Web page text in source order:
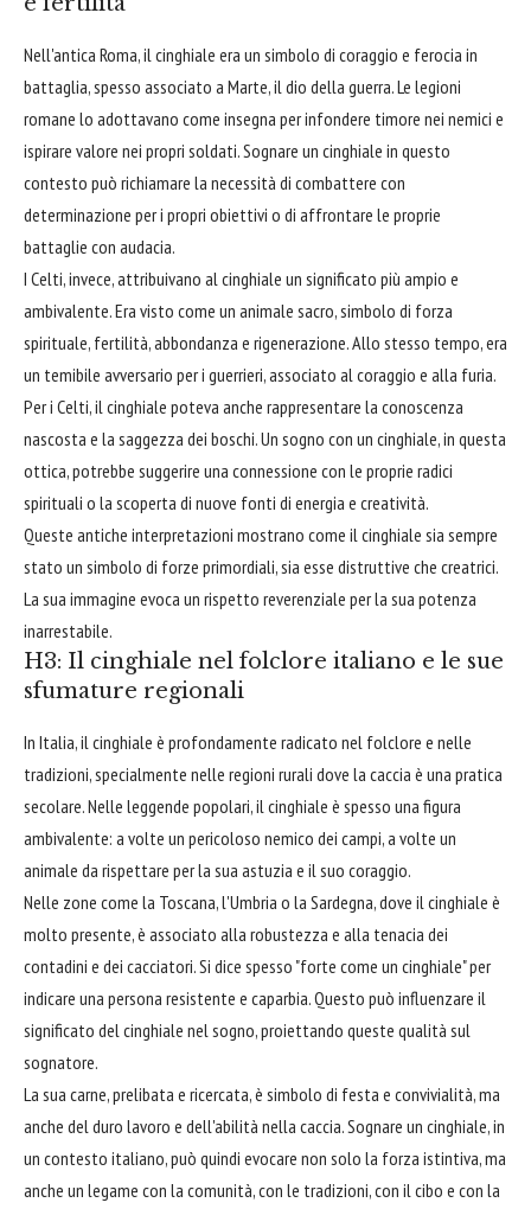
Nell'antica Roma, il cinghiale era un simbolo di coraggio e ferocia in
battaglia, spesso associato a Marte, il dio della guerra. Le legioni
romane lo adottavano come insegna per infondere timore nei nemici e
ispirare valore nei propri soldati. Sognare un cinghiale in questo
contesto può richiamare la necessità di combattere con
determinazione per i propri obiettivi o di affrontare le proprie
battaglie con audacia.
I Celti, invece, attribuivano al cinghiale un significato più ampio e
ambivalente. Era visto come un animale sacro, simbolo di forza
spirituale, fertilità, abbondanza e rigenerazione. Allo stesso tempo, era
un temibile avversario per i guerrieri, associato al coraggio e alla furia.
Per i Celti, il cinghiale poteva anche rappresentare la conoscenza
nascosta e la saggezza dei boschi. Un sogno con un cinghiale, in questa
ottica, potrebbe suggerire una connessione con le proprie radici
spirituali o la scoperta di nuove fonti di energia e creatività.
Queste antiche interpretazioni mostrano come il cinghiale sia sempre
stato un simbolo di forze primordiali, sia esse distruttive che creatrici.
La sua immagine evoca un rispetto reverenziale per la sua potenza
inarrestabile.
H3: Il cinghiale nel folclore italiano e le sue
sfumature regionali
In Italia, il cinghiale è profondamente radicato nel folclore e nelle
tradizioni, specialmente nelle regioni rurali dove la caccia è una pratica
secolare. Nelle leggende popolari, il cinghiale è spesso una figura
ambivalente: a volte un pericoloso nemico dei campi, a volte un
animale da rispettare per la sua astuzia e il suo coraggio.
Nelle zone come la Toscana, l'Umbria o la Sardegna, dove il cinghiale è
molto presente, è associato alla robustezza e alla tenacia dei
contadini e dei cacciatori. Si dice spesso "forte come un cinghiale" per
indicare una persona resistente e caparbia. Questo può influenzare il
significato del cinghiale nel sogno, proiettando queste qualità sul
sognatore.
La sua carne, prelibata e ricercata, è simbolo di festa e convivialità, ma
anche del duro lavoro e dell'abilità nella caccia. Sognare un cinghiale, in
un contesto italiano, può quindi evocare non solo la forza istintiva, ma
anche un legame con la comunità, con le tradizioni, con il cibo e con la